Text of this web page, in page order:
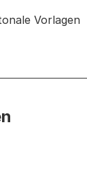
Vorlagen
Sitzungen